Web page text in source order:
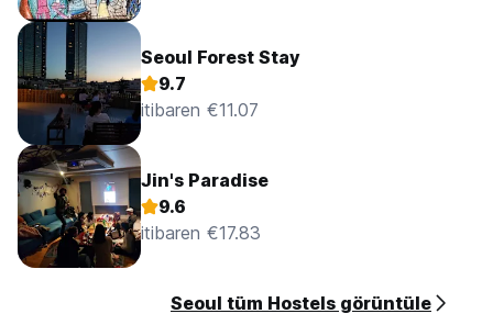
Seoul Forest Stay
9.7
itibaren €11.07
Jin's Paradise
9.6
itibaren €17.83
Seoul tüm Hostels görüntüle